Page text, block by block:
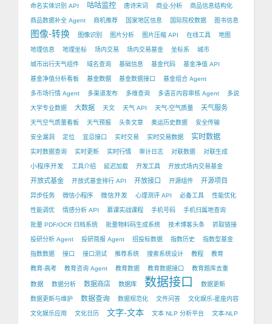
命名实体识别 API 咕咕监控 唐诗宋词 商业-分析 商品信息结构化
商品数据补全 Agent 商机推荐 国家地区信息 国际院校数据 图书信息
图像-转换 图像识别 图片分析 图片压缩 API 在线工具 地图
地理信息 地理坐标 场内交易 场内交易基金 坐标系 城市
城市出行天气组件 域名查询 基础信息 基金代码 基金净值 API
基金净值分析看板 基金数据 基金数据接口 基金组合 Agent
多市场行情 Agent 多渠道发布 多维查询 多语言内容审核 Agent 多说
大学专业数据 大数据 天文 天气 API 天气-空气质量 天气服务
天气空气质量看板 天气预报 头条文章 奥运历史数据 安全传输
安全漏洞 定位 宜忌接口 实时交易 实时交易数据 实时数据
实时数据查询 实时更新 实时行情 审计日志 对联数据 对联生成
小程序开发 工具介绍 延迟加载 开发工具 开放式场内交易基金
开放式基金 开放式基金排行 API 开放接口 开源组件 开源项目
异步任务 微信小程序 微信开发 心理测评 API 必备工具 性能优化
性能调优 情感分析 API 慕课实战课程 手机号码 手机归属地查询
批量 PDF/OCR 归档系统 批量物料码生成系统 技术博客头条 抓取链接
投研分析 Agent 投研简报 Agent 招投标数据 指数历史 指数型基金
指数数据 接口 接口测试 推荐系统 搜索系统设计 教程 教育
教育-高考 教育咨询 Agent 教育数据 教育数据接口 教育题库去重
数据 数据分析 数据商店 数据库 数据接口 数据更新
数据更新与维护 数据查询 数据规范化 文件问答 文化娱乐-星座内容
文化娱乐应用 文化日历 文字-文本 文本 NLP 分析平台 文本-NLP